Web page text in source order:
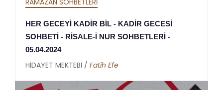
RAMAZAN SOHBETLERİ
HER GECEYİ KADİR BİL - KADİR GECESİ
SOHBETİ - RİSALE-İ NUR SOHBETLERİ -
05.04.2024
HİDAYET MEKTEBİ / Fatih Efe